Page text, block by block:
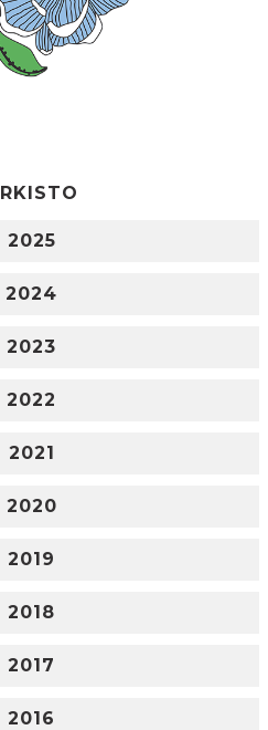
2025
2024
2023
2022
2021
2020
2019
2018
2017
2016